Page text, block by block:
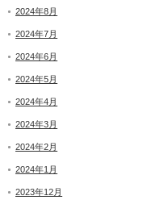
2024年8月
2024年7月
2024年6月
2024年5月
2024年4月
2024年3月
2024年2月
2024年1月
2023年12月